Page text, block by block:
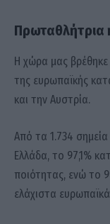
Πρωταθλήτρια
Η χώρα μας βρέθηκε
της ευρωπαϊκής
και την Αυστρία.
Από τα 1.734
Ελλάδα, το 97,1%
ποιότητας, ενώ το
ελάχιστα